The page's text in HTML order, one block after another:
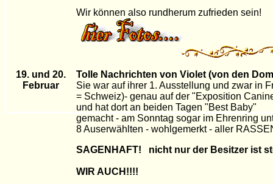
Wir können also rundherum zufrieden sein!
19. und 20.
Februar
Tolle Nachrichten von Violet (von den
Sie war auf ihrer 1. Ausstellung und zwar in
= Schweiz)- genau auf der "Exposition
und hat dort an beiden Tagen "Best Baby"
gemacht - am Sonntag sogar im Ehrenring
8 Auserwählten - wohlgemerkt - aller
SAGENHAFT! nicht nur der Besitzer ist
WIR AUCH!!!!